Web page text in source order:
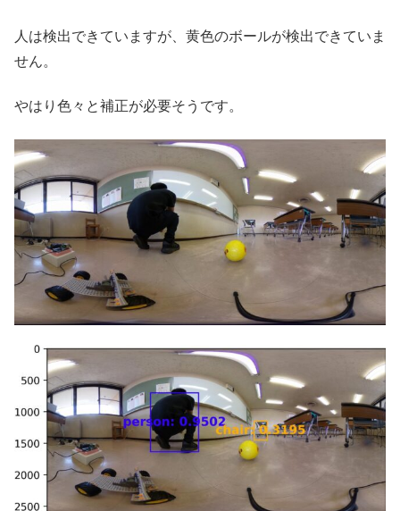
人は検出できていますが、黄色のボールが検出できていま
せん。
やはり色々と補正が必要そうです。